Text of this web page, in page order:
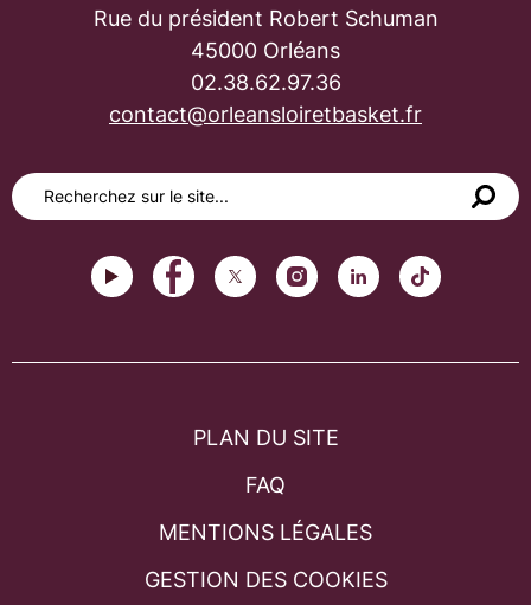
Rue du président Robert Schuman
45000 Orléans
02.38.62.97.36
contact@orleansloiretbasket.fr
PLAN DU SITE
FAQ
MENTIONS LÉGALES
GESTION DES COOKIES